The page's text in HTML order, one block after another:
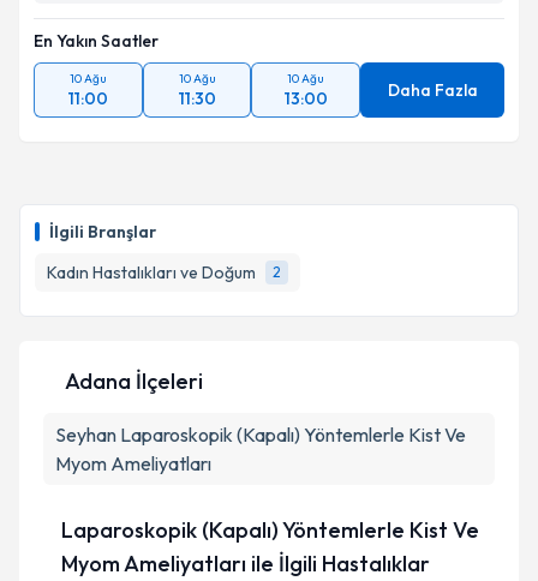
İlgili Branşlar
Kadın Hastalıkları ve Doğum
2
En Yakın Saatler
10 Ağu
11:00
10 Ağu
11:30
10 Ağu
13:00 Daha Fazla
Adana İlçeleri
Seyhan Laparoskopik (Kapalı) Yöntemlerle Kist Ve
Myom Ameliyatları
Laparoskopik (Kapalı) Yöntemlerle Kist Ve
Myom Ameliyatları ile İlgili Hastalıklar